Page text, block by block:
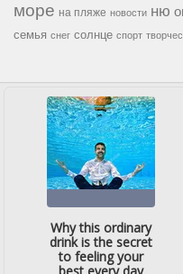
море на пляже новости ню
семья снег солнце спорт